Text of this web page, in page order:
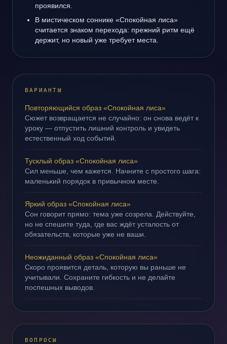
проявился.
В мистическом соннике «Спокойная лиса»
считается знаком перехода: прежний ритм ещё
держит, но новый уже требует места.
ВАРИАНТЫ
Повторяющийся образ «Спокойная лиса»
Сюжет возвращается не случайно: он снова ведёт к
уроку — отпустить лишний контроль и увидеть
естественный ход событий.
Тусклый образ «Спокойная лиса»
Сил меньше, чем кажется. Начните с простого шага:
маленький порядок в привычном месте.
Яркий образ «Спокойная лиса»
Сон говорит прямо: тема уже созрела. Действуйте,
но не спешите туда, где вас ждёт усталость от
обязательств, которые уже не ваши.
Неожиданный образ «Спокойная лиса»
Скоро проявится деталь, которую вы раньше не
учитывали. Сохраните гибкость и не делайте
поспешных выводов.
ВОПРОСЫ